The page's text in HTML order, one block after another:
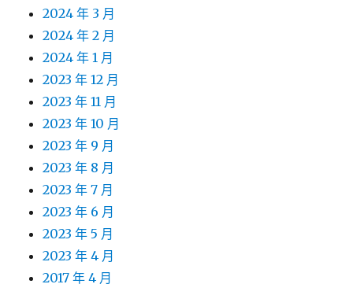
2024 年 3 月
2024 年 2 月
2024 年 1 月
2023 年 12 月
2023 年 11 月
2023 年 10 月
2023 年 9 月
2023 年 8 月
2023 年 7 月
2023 年 6 月
2023 年 5 月
2023 年 4 月
2017 年 4 月